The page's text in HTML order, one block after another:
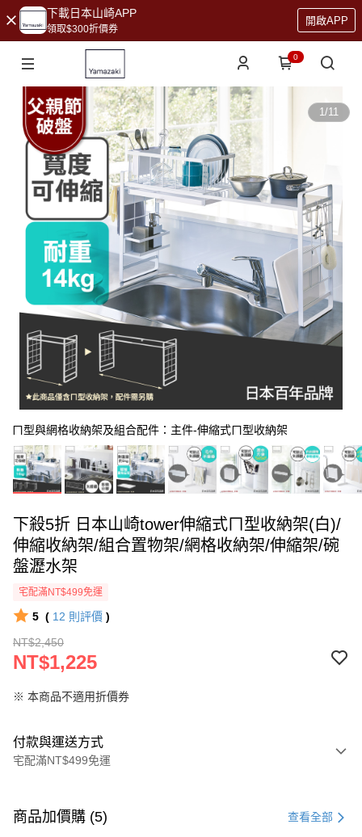
下載日本山崎APP
領取$300折價券
開啟APP
0
1/11
ㄇ型與網格收納架及組合配件：主件-伸縮式ㄇ型收納架
下殺5折 日本山崎tower伸縮式ㄇ型收納架(白)/
伸縮收納架/組合置物架/網格收納架/伸縮架/碗
盤瀝水架
宅配滿NT$499免運
5 ( 12 則評價 )
NT$2,450
NT$1,225
※ 本商品不適用折價券
付款與運送方式
宅配滿NT$499免運
信用卡一次付款
商品加價購 (5) 查看全部